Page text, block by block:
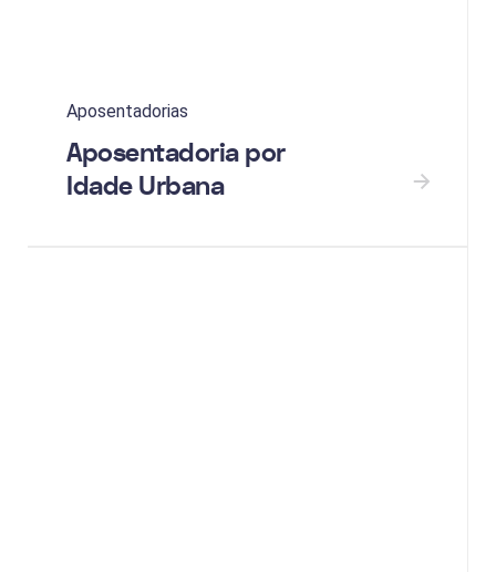
Aposentadorias
Aposentadoria por
Idade Urbana